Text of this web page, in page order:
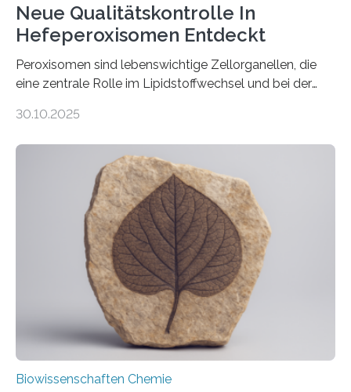
Neue Qualitätskontrolle In
Hefeperoxisomen Entdeckt
Peroxisomen sind lebenswichtige Zellorganellen, die
eine zentrale Rolle im Lipidstoffwechsel und bei der
erfüllen können, müssen zahlreiche Enzyme präzise in
der Ruhr-Universität Bochum um Prof. Dr. Ralf Erdmann
und Dr. Ismaila Francis Yusuf hat nun einen bislang
unbekannten Qualitätskontrollmechanismus des
peroxisomalen Proteintransports in der Bäckerhefe
Saccharomyces cerevisiae entdeckt, der für die
Funktionsfähigkeit der Organellen entscheidend ist. Die
Studie wurde am 28. Oktober 2025 in der
Fachzeitschrift…
30.10.2025
Biowissenschaften Chemie